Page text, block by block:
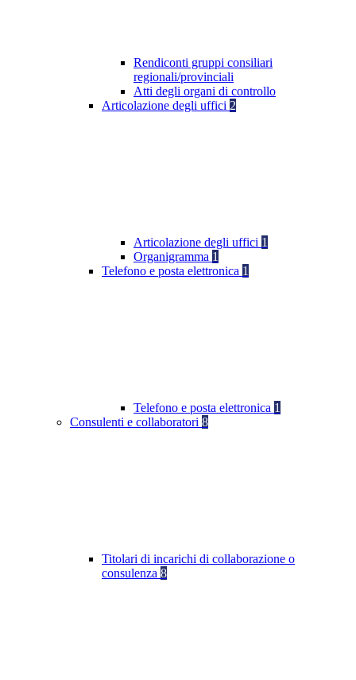
Rendiconti gruppi consiliari
regionali/provinciali
Atti degli organi di controllo
Articolazione degli uffici 2
Articolazione degli uffici 1
Organigramma 1
Telefono e posta elettronica 1
Telefono e posta elettronica 1
Consulenti e collaboratori 8
Titolari di incarichi di collaborazione o
consulenza 8